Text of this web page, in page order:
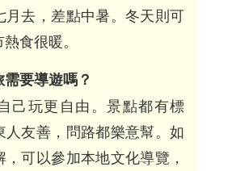
月去，差點中暑。冬天則可
食很暖。
要導遊嗎？
己玩更自由。景點都有標
人友善，問路都樂意幫。如
可以參加本地文化導覽，